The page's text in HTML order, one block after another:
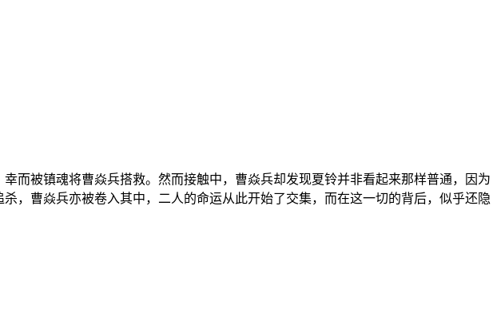
而被镇魂将曹焱兵搭救。然而接触中，曹焱兵却发现夏铃并非看起来那样普通，因为
，曹焱兵亦被卷入其中，二人的命运从此开始了交集，而在这一切的背后，似乎还隐